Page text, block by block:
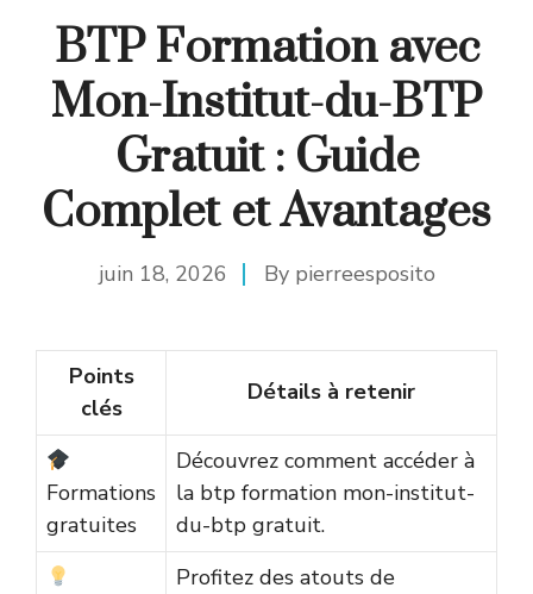
BTP Formation avec
Mon-Institut-du-BTP
Gratuit : Guide
Complet et Avantages
juin 18, 2026 By pierreesposito
Points
clés
Détails à retenir
Formations
gratuites
Découvrez comment accéder à
la btp formation mon-institut-
du-btp gratuit.
Profitez des atouts de